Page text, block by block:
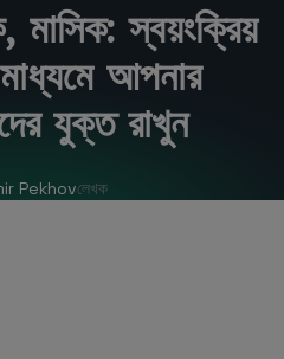
মাসিক: স্বয়ংক্রিয়
আপনার
যুক্ত রাখুন
Pekhovলেখক